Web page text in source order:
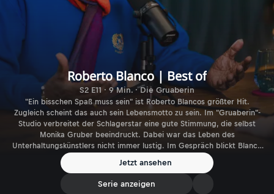
Roberto Blanco | Best of
S2 E11 · 9 Min. · Die Gruaberin
"Ein bisschen Spaß muss sein" ist Roberto Blancos größter Hit.
Zugleich scheint das auch sein Lebensmotto zu sein. Im "Gruaberin"-
Studio verbreitet der Schlagerstar eine gute Stimmung, die selbst
Monika Gruber beeindruckt. Dabei war das Leben des
Unterhaltungskünstlers nicht immer lustig. Im Gespräch blickt Blanco
auf seine internationale Karriere zurück, die stets von schicksalhaften
Wendungen geprägt war. Heute ist er froh, die große Zeit des
Entertainments erlebt zu haben.
Jetzt ansehen
Serie anzeigen